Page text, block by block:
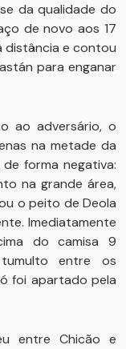
da qualidade do
de novo aos 17
distância e contou
para enganar
ao adversário, o
na metade da
forma negativa:
na grande área,
o peito de Deola
Imediatamente
do camisa 9
entre os
foi apartado pela
entre Chicão e